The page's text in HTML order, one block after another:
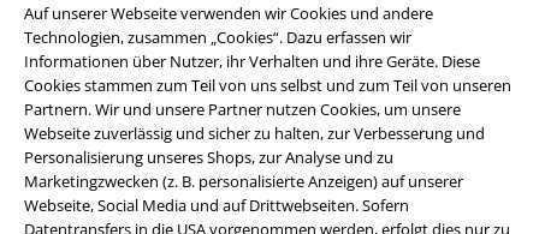
Auf unserer Webseite verwenden wir Cookies und andere
Technologien, zusammen „Cookies“. Dazu erfassen wir
Informationen über Nutzer, ihr Verhalten und ihre Geräte. Diese
Cookies stammen zum Teil von uns selbst und zum Teil von unseren
Partnern. Wir und unsere Partner nutzen Cookies, um unsere
Webseite zuverlässig und sicher zu halten, zur Verbesserung und
Personalisierung unseres Shops, zur Analyse und zu
Marketingzwecken (z. B. personalisierte Anzeigen) auf unserer
Webseite, Social Media und auf Drittwebseiten. Sofern
Datentransfers in die USA vorgenommen werden, erfolgt dies nur zu